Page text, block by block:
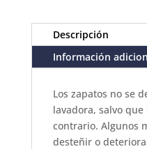
Descripción
Información
Los zapatos no se
lavadora, salvo
contrario. Algunos
desteñir o